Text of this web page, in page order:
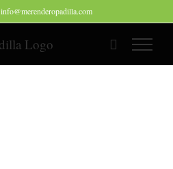
info@merenderopadilla.com